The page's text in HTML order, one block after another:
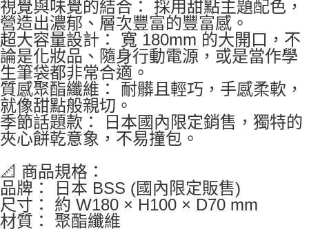
視覺與味覺的結合： 採用甜點主題配色，
營造出濃郁、層次豐富的豐富感。
超大容量設計： 寬 180mm 的大開口，不
論是化妝品、隨身行動電源，或是當作學
生筆袋都非常合適。
質感聚酯纖維： 耐髒且輕巧，手感柔軟，
就像甜點般親切。
季節話題款： 日本國內限定銷售，獨特的
夾心餅乾意象，不易撞包。
📐 商品規格：
品牌： 日本 BSS (國內限定販售)
尺寸： 約 W180 × H100 × D70 mm
材質： 聚酯纖維